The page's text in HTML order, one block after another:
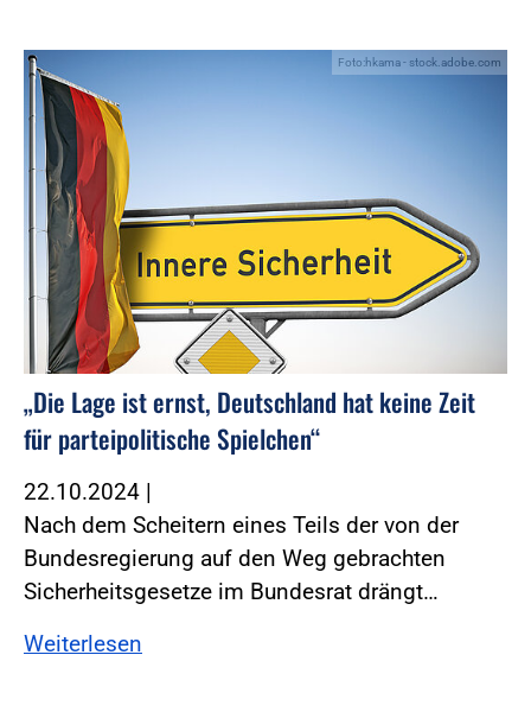
Foto:hkama - stock.adobe.com
„Die Lage ist ernst, Deutschland hat keine Zeit
für parteipolitische Spielchen“
22.10.2024 |
Nach dem Scheitern eines Teils der von der
Bundesregierung auf den Weg gebrachten
Sicherheitsgesetze im Bundesrat drängt…
Weiterlesen